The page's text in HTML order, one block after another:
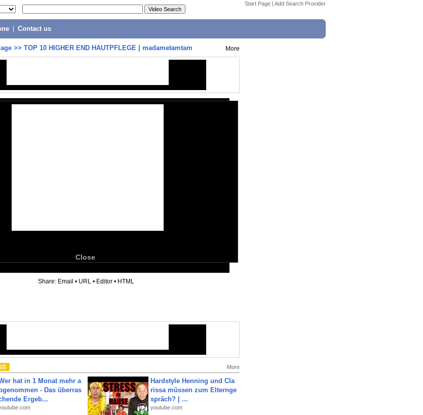
Start Page | Add Search Provider
Contact us
>> TOP 10 HIGHER END HAUTPFLEGE | madametamtam More
Close
Share: Email • URL • Editor • HTML
More
hat in 1 Monat mehr a
bgenommen - Das überras
Ergeb...
Hardstyle Henning und Cla
rissa müssen zum Elternge
spräch? | ...
youtube.com